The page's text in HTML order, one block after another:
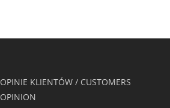
OPINIE KLIENTÓW / CUSTOMERS
OPINION